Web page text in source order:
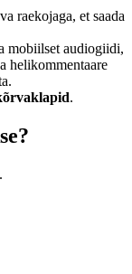
raekojaga, et saada
mobiilset audiogiidi,
helikommentaare
.